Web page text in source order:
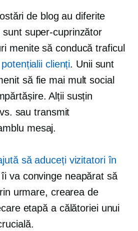
de blog au diferite
sunt super-cuprinzător
menite să conducă traficul
clienți. Unii sunt
să fie mai mult social
Alții susțin
sau transmit
mesaj.
să aduceți vizitatori în
va convinge neapărat să
urmare, crearea de
etapă a călătoriei unui